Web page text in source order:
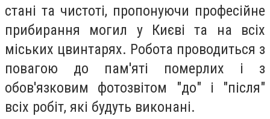
стані та чистоті, пропонуючи професійне
прибирання могил у Києві та на всіх
міських цвинтарях. Робота проводиться з
повагою до пам'яті померлих і з
обов'язковим фотозвітом "до" і "після"
всіх робіт, які будуть виконані.